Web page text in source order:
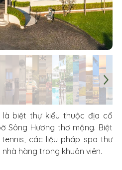
là biệt thự kiểu thuộc địa cổ
Sông Hương thơ mộng. Biệt
các liệu pháp spa thư
hàng trong khuôn viên.